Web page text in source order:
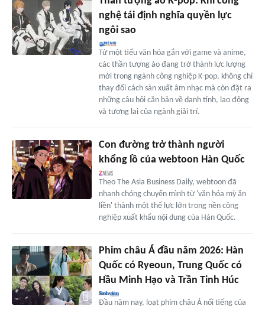
nghệ tái định nghĩa quyền lực
ngôi sao
Từ một tiểu văn hóa gắn với game và anime,
các thần tượng ảo đang trở thành lực lượng
mới trong ngành công nghiệp K-pop, không chỉ
thay đổi cách sản xuất âm nhạc mà còn đặt ra
những câu hỏi căn bản về danh tính, lao động
và tương lai của ngành giải trí.
Con đường trở thành người
khổng lồ của webtoon Hàn Quốc
Theo The Asia Business Daily, webtoon đã
nhanh chóng chuyển mình từ 'văn hóa mỳ ăn
liền' thành một thế lực lớn trong nền công
nghiệp xuất khẩu nội dung của Hàn Quốc.
Phim châu Á đầu năm 2026: Hàn
Quốc có Ryeoun, Trung Quốc có
Hầu Minh Hạo và Trần Tinh Húc
Đầu năm nay, loạt phim châu Á nổi tiếng của